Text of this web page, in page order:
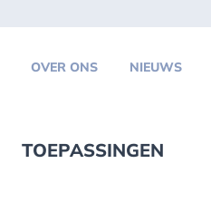
OVER ONS NIEUWS
TOEPASSINGEN